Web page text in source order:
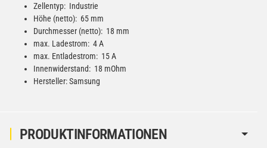
PRODUKTINFORMATIONEN
Zellentyp: Industrie
Höhe (netto): 65 mm
Durchmesser (netto): 18 mm
max. Ladestrom: 4 A
max. Entladestrom: 15 A
Innenwiderstand: 18 mOhm
Hersteller: Samsung